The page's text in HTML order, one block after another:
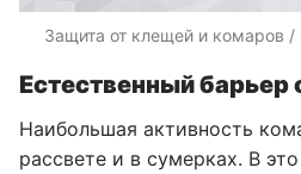
Защита от клещей и комаров
Естественный барьер
Наибольшая активность
рассвете и в сумерках. В